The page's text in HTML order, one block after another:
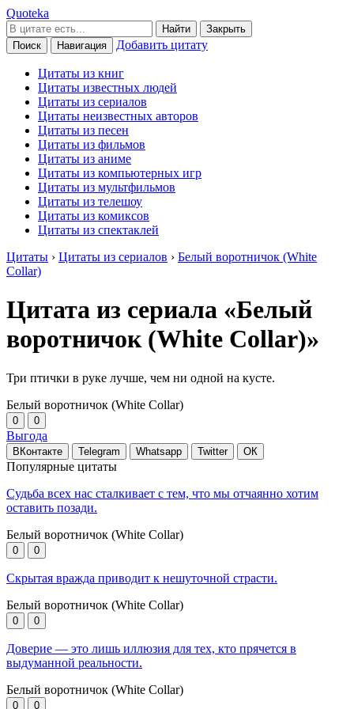
Quoteka
Найти
Закрыть
Поиск
Навигация Добавить цитату
Цитаты из книг
Цитаты известных людей
Цитаты из сериалов
Цитаты неизвестных авторов
Цитаты из песен
Цитаты из фильмов
Цитаты из аниме
Цитаты из компьютерных игр
Цитаты из мультфильмов
Цитаты из телешоу
Цитаты из комиксов
Цитаты из спектаклей
Цитаты › Цитаты из сериалов › Белый воротничок (White
Collar)
Цитата из сериала «Белый
воротничок (White Collar)»
Три птички в руке лучше, чем ни одной на кусте.
Белый воротничок (White Collar)
0 0
Выгода
ВКонтакте Telegram Whatsapp Twitter ОК
Популярные цитаты
Судьба всех нас сталкивает с тем, что мы отчаянно хотим
оставить позади.
Белый воротничок (White Collar)
0 0
Скрытая вражда приводит к нешуточной страсти.
Белый воротничок (White Collar)
0 0
Доверие — это лишь иллюзия для тех, кто прячется в
выдуманной реальности.
Белый воротничок (White Collar)
0 0